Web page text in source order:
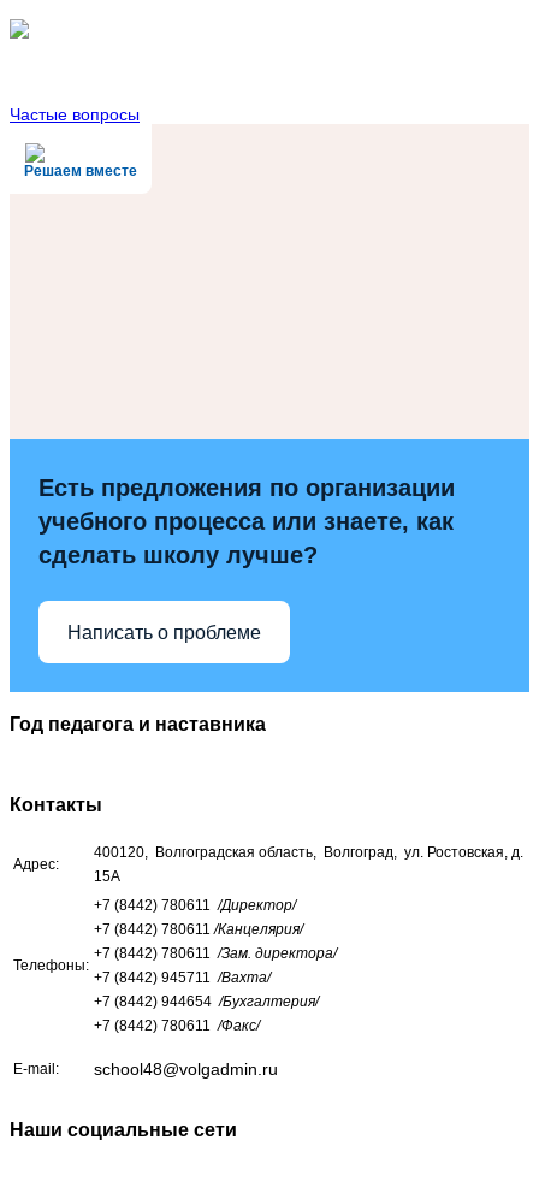
Частые вопросы
Решаем вместе
Есть предложения по организации
учебного процесса или знаете, как
сделать школу лучше?
Написать о проблеме
Год педагога и наставника
Контакты
Адрес:
400120, Волгоградская область, Волгоград, ул. Ростовская, д.
15А
Телефоны:
+7 (8442) 780611 /Директор/
+7 (8442) 780611 /Канцелярия/
+7 (8442) 780611 /Зам. директора/
+7 (8442) 945711 /Вахта/
+7 (8442) 944654 /Бухгалтерия/
+7 (8442) 780611 /Факс/
E-mail: school48@volgadmin.ru
Наши социальные сети